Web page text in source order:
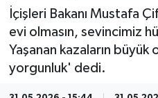
İçişleri Bakanı Mustafa
evi olmasın, sevincimiz
Yaşanan kazaların büyük
yorgunluk' dedi.
Advertising news
Canlı Maç
Haber Arşivi